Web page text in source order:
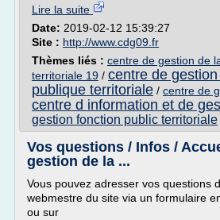
Lire la suite
Date: 2019-02-12 15:39:27
Site : http://www.cdg09.fr
Thèmes liés : centre de gestion de
territoriale 19 / centre de
publique territoriale / centre de
centre d information et de
gestion fonction public territoriale
Vos questions / Infos /
gestion de la ...
Vous pouvez adresser vos questions
webmestre du site via un formulaire
ou sur